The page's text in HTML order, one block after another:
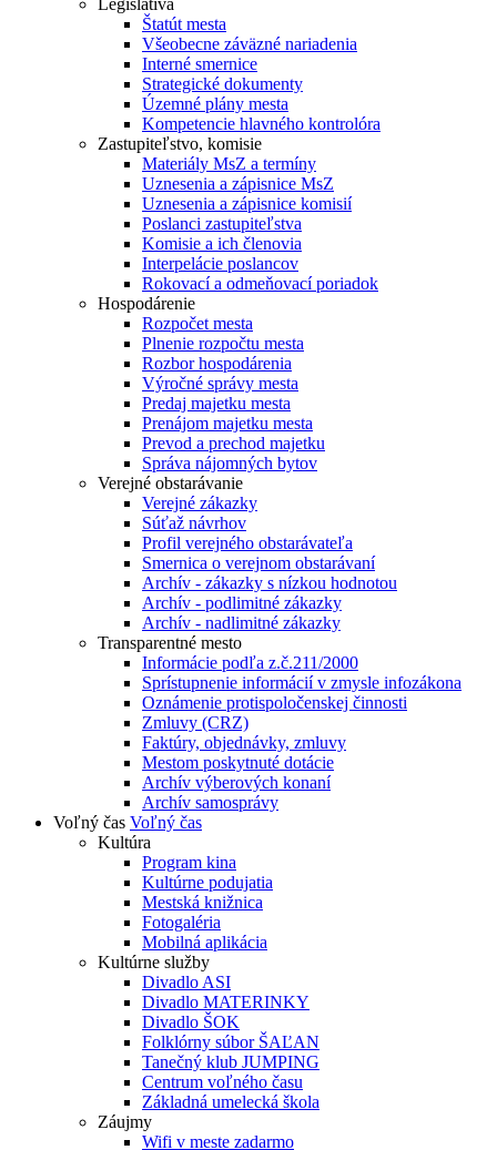
Legislatíva
Štatút mesta
Všeobecne záväzné nariadenia
Interné smernice
Strategické dokumenty
Územné plány mesta
Kompetencie hlavného kontrolóra
Zastupiteľstvo, komisie
Materiály MsZ a termíny
Uznesenia a zápisnice MsZ
Uznesenia a zápisnice komisií
Poslanci zastupiteľstva
Komisie a ich členovia
Interpelácie poslancov
Rokovací a odmeňovací poriadok
Hospodárenie
Rozpočet mesta
Plnenie rozpočtu mesta
Rozbor hospodárenia
Výročné správy mesta
Predaj majetku mesta
Prenájom majetku mesta
Prevod a prechod majetku
Správa nájomných bytov
Verejné obstarávanie
Verejné zákazky
Súťaž návrhov
Profil verejného obstarávateľa
Smernica o verejnom obstarávaní
Archív - zákazky s nízkou hodnotou
Archív - podlimitné zákazky
Archív - nadlimitné zákazky
Transparentné mesto
Informácie podľa z.č.211/2000
Sprístupnenie informácií v zmysle infozákona
Oznámenie protispoločenskej činnosti
Zmluvy (CRZ)
Faktúry, objednávky, zmluvy
Mestom poskytnuté dotácie
Archív výberových konaní
Archív samosprávy
Voľný čas Voľný čas
Kultúra
Program kina
Kultúrne podujatia
Mestská knižnica
Fotogaléria
Mobilná aplikácia
Kultúrne služby
Divadlo ASI
Divadlo MATERINKY
Divadlo ŠOK
Folklórny súbor ŠAĽAN
Tanečný klub JUMPING
Centrum voľného času
Základná umelecká škola
Záujmy
Wifi v meste zadarmo